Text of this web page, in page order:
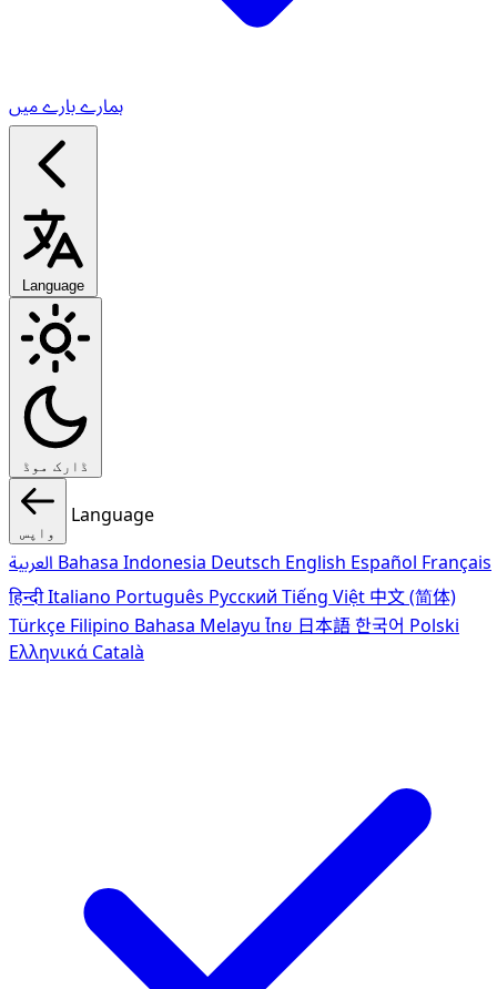
ہمارے بارے میں
Language
ڈارک موڈ
واپس
Language
Bahasa Indonesia Deutsch English Español Français
हिन्दीItaliano Português Pусский Tiếng Việt 中文 (简体)
Türkçe Filipino Bahasa Melayu ไทย 日本語한국어 Polski
Ελληνικά Català